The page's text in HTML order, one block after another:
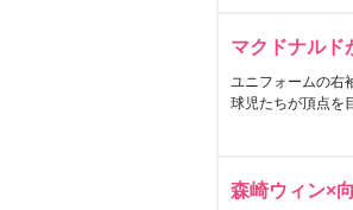
マクドナルド
ユニフォームの右
球児たちが頂点を
森崎ウィン×